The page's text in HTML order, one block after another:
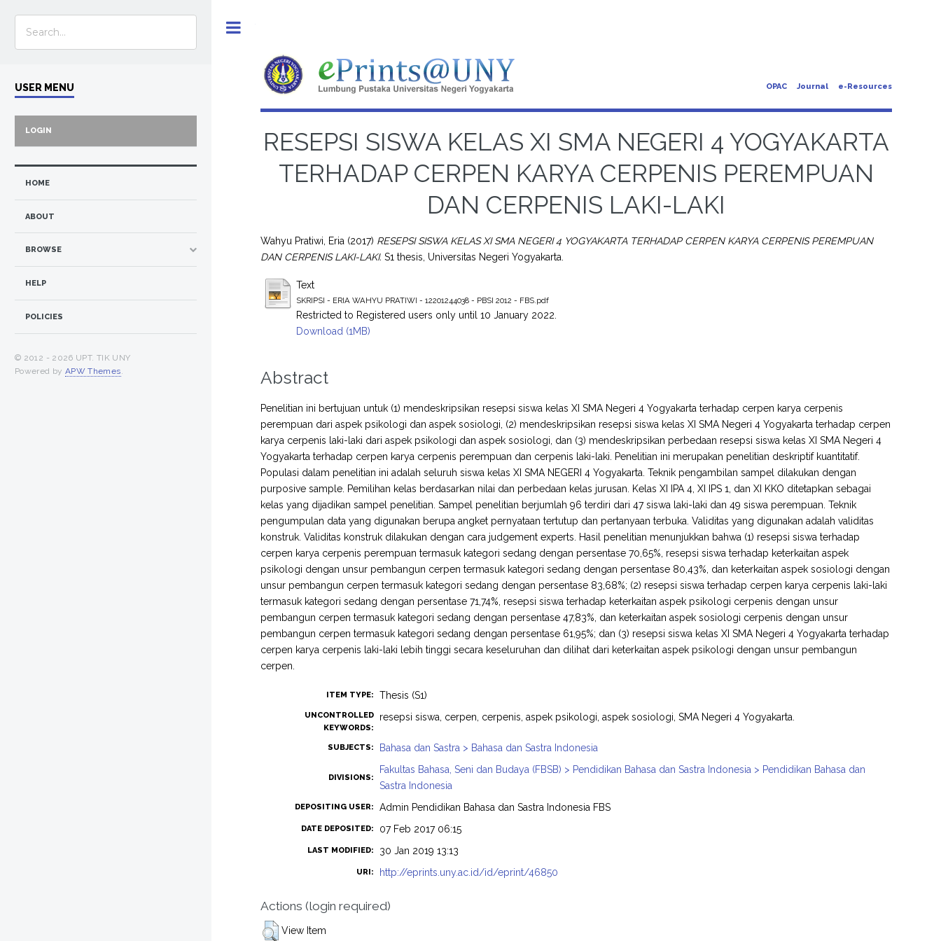
OPAC Journal e-Resources
RESEPSI SISWA KELAS XI SMA NEGERI 4 YOGYAKARTA
TERHADAP CERPEN KARYA CERPENIS PEREMPUAN
DAN CERPENIS LAKI-LAKI
Wahyu Pratiwi, Eria (2017) RESEPSI SISWA KELAS XI SMA NEGERI 4 YOGYAKARTA TERHADAP CERPEN KARYA CERPENIS PEREMPUAN
DAN CERPENIS LAKI-LAKI. S1 thesis, Universitas Negeri Yogyakarta.
Text
SKRIPSI - ERIA WAHYU PRATIWI - 12201244038 - PBSI 2012 - FBS.pdf
Restricted to Registered users only until 10 January 2022.
Download (1MB)
Abstract
Penelitian ini bertujuan untuk (1) mendeskripsikan resepsi siswa kelas XI SMA Negeri 4 Yogyakarta terhadap cerpen karya cerpenis
perempuan dari aspek psikologi dan aspek sosiologi, (2) mendeskripsikan resepsi siswa kelas XI SMA Negeri 4 Yogyakarta terhadap cerpen
karya cerpenis laki-laki dari aspek psikologi dan aspek sosiologi, dan (3) mendeskripsikan perbedaan resepsi siswa kelas XI SMA Negeri 4
Yogyakarta terhadap cerpen karya cerpenis perempuan dan cerpenis laki-laki. Penelitian ini merupakan penelitian deskriptif kuantitatif.
Populasi dalam penelitian ini adalah seluruh siswa kelas XI SMA NEGERI 4 Yogyakarta. Teknik pengambilan sampel dilakukan dengan
purposive sample. Pemilihan kelas berdasarkan nilai dan perbedaan kelas jurusan. Kelas XI IPA 4, XI IPS 1, dan XI KKO ditetapkan sebagai
kelas yang dijadikan sampel penelitian. Sampel penelitian berjumlah 96 terdiri dari 47 siswa laki-laki dan 49 siswa perempuan. Teknik
pengumpulan data yang digunakan berupa angket pernyataan tertutup dan pertanyaan terbuka. Validitas yang digunakan adalah validitas
konstruk. Validitas konstruk dilakukan dengan cara judgement experts. Hasil penelitian menunjukkan bahwa (1) resepsi siswa terhadap
cerpen karya cerpenis perempuan termasuk kategori sedang dengan persentase 70,65%, resepsi siswa terhadap keterkaitan aspek
psikologi dengan unsur pembangun cerpen termasuk kategori sedang dengan persentase 80,43%, dan keterkaitan aspek sosiologi dengan
unsur pembangun cerpen termasuk kategori sedang dengan persentase 83,68%; (2) resepsi siswa terhadap cerpen karya cerpenis laki-laki
termasuk kategori sedang dengan persentase 71,74%, resepsi siswa terhadap keterkaitan aspek psikologi cerpenis dengan unsur
pembangun cerpen termasuk kategori sedang dengan persentase 47,83%, dan keterkaitan aspek sosiologi cerpenis dengan unsur
pembangun cerpen termasuk kategori sedang dengan persentase 61,95%; dan (3) resepsi siswa kelas XI SMA Negeri 4 Yogyakarta terhadap
cerpen karya cerpenis laki-laki lebih tinggi secara keseluruhan dan dilihat dari keterkaitan aspek psikologi dengan unsur pembangun
cerpen.
ITEM TYPE: Thesis (S1)
UNCONTROLLED
KEYWORDS:
resepsi siswa, cerpen, cerpenis, aspek psikologi, aspek sosiologi, SMA Negeri 4 Yogyakarta.
SUBJECTS: Bahasa dan Sastra > Bahasa dan Sastra Indonesia
DIVISIONS:
Fakultas Bahasa, Seni dan Budaya (FBSB) > Pendidikan Bahasa dan Sastra Indonesia > Pendidikan Bahasa dan
Sastra Indonesia
DEPOSITING USER: Admin Pendidikan Bahasa dan Sastra Indonesia FBS
DATE DEPOSITED: 07 Feb 2017 06:15
LAST MODIFIED: 30 Jan 2019 13:13
URI: http://eprints.uny.ac.id/id/eprint/46850
Actions (login required)
View Item
USER MENU
LOGIN
HOME
ABOUT
BROWSE
HELP
POLICIES
© 2012 - 2026 UPT. TIK UNY
Powered by APW Themes